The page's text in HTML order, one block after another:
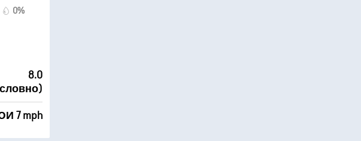
0%
8.0
7 mph